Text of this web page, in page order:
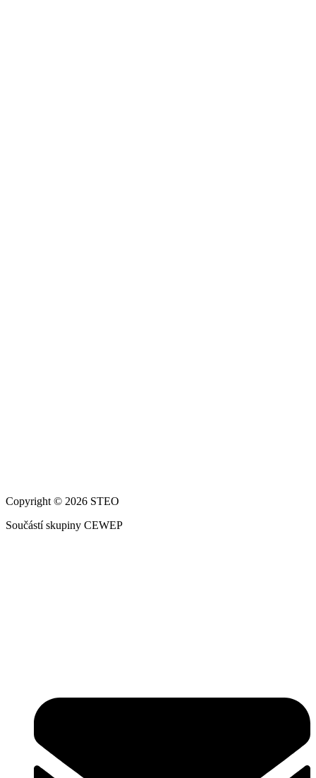
Copyright © 2026 STEO
Součástí skupiny CEWEP